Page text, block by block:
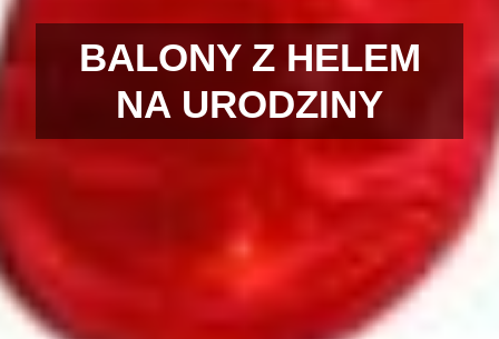
BALONY Z HELEM
NA URODZINY